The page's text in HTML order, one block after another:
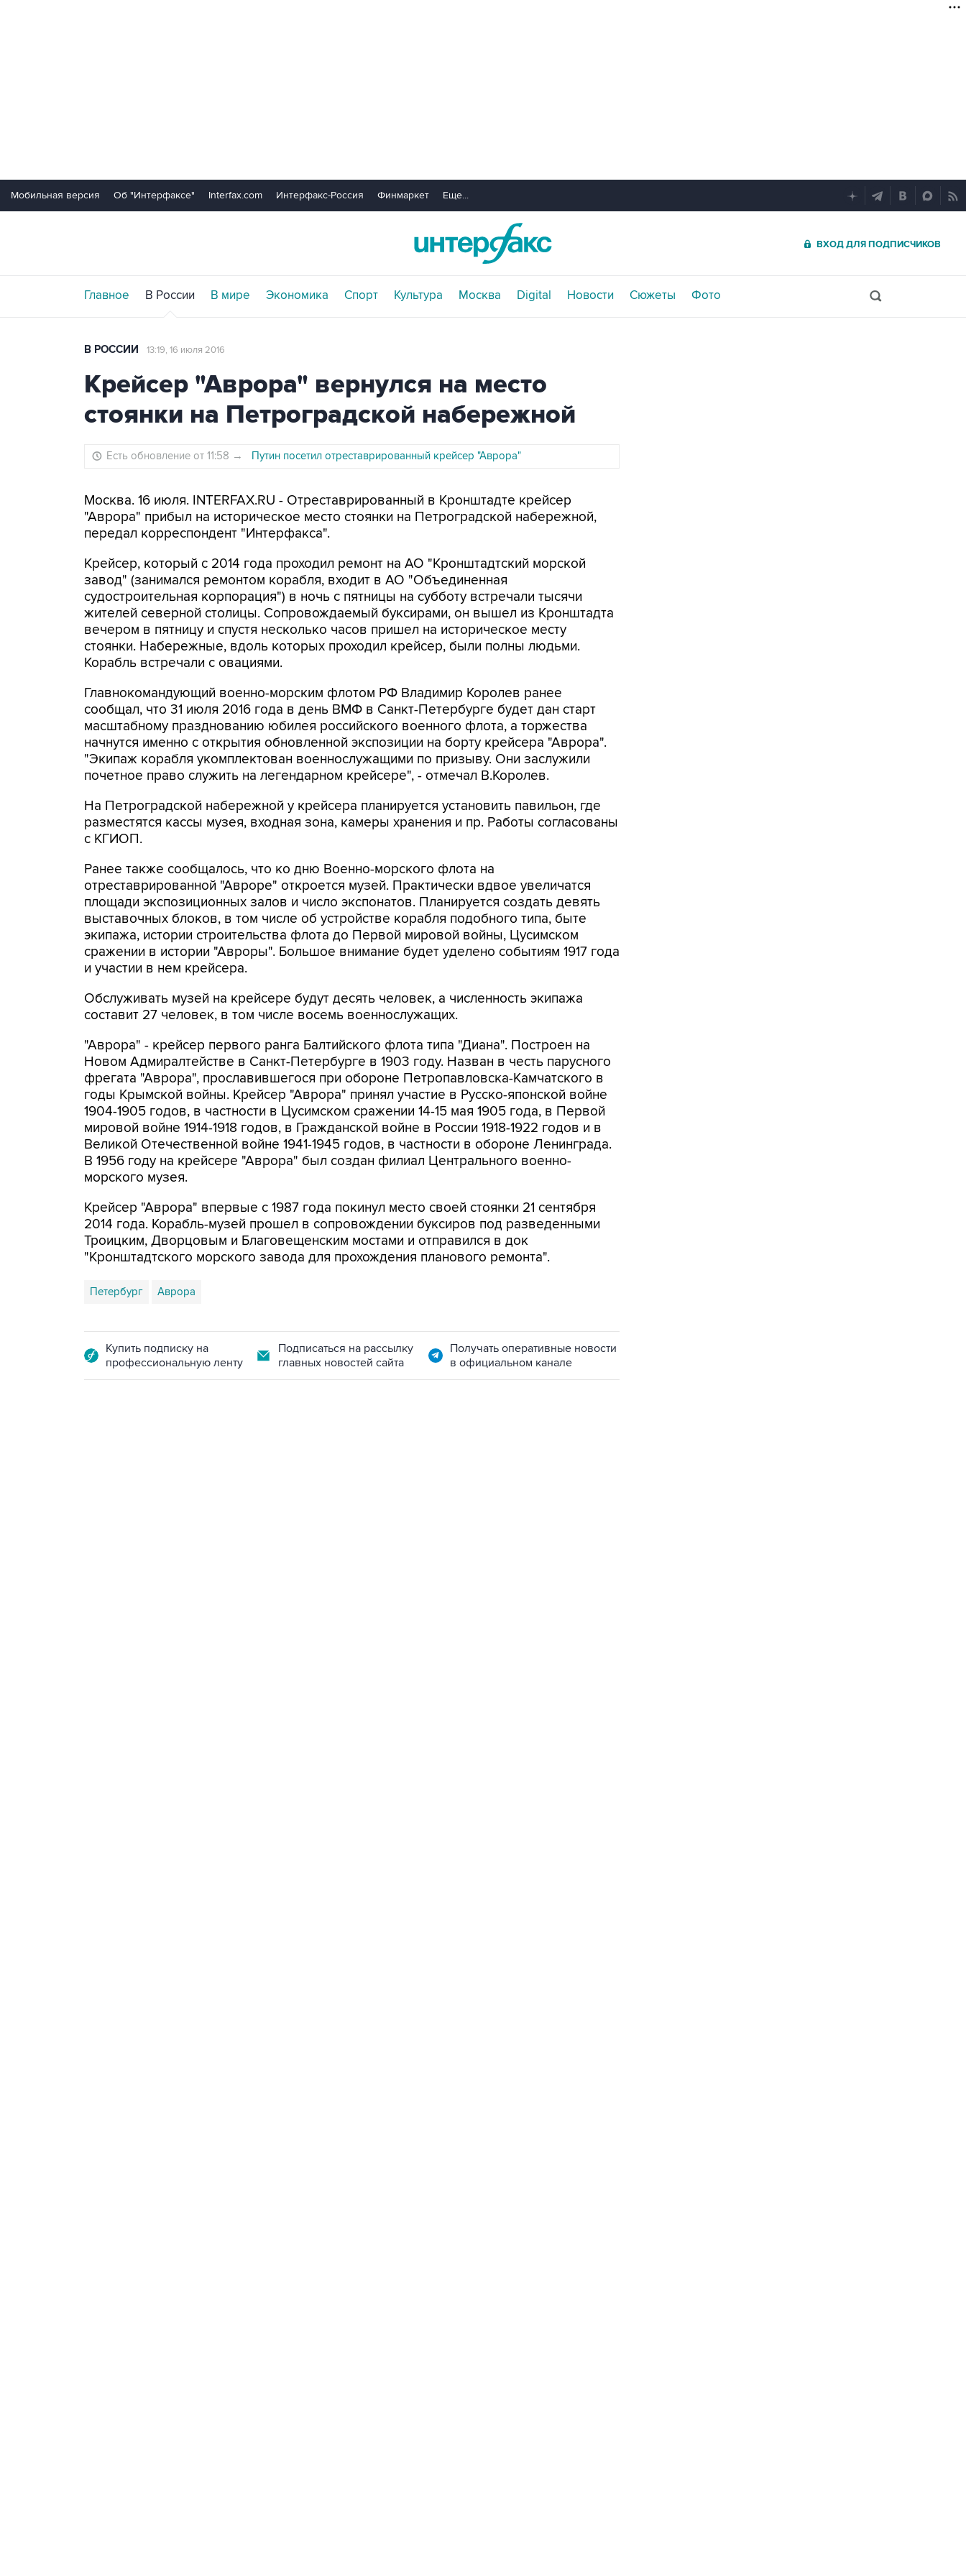
Мобильная версия Об "Интерфаксе" Interfax.com Интерфакс-Россия Финмаркет Еще...
ВХОД ДЛЯ ПОДПИСЧИКОВ
Главное В России В мире Экономика Спорт Культура Москва Digital Новости Сюжеты Фото
В РОССИИ 13:19, 16 июля 2016
Крейсер "Аврора" вернулся на место
стоянки на Петроградской набережной
Есть обновление от 11:58 → Путин посетил отреставрированный крейсер "Аврора"
Москва. 16 июля. INTERFAX.RU - Отреставрированный в Кронштадте крейсер
"Аврора" прибыл на историческое место стоянки на Петроградской набережной,
передал корреспондент "Интерфакса".
Крейсер, который с 2014 года проходил ремонт на АО "Кронштадтский морской
завод" (занимался ремонтом корабля, входит в АО "Объединенная
судостроительная корпорация") в ночь с пятницы на субботу встречали тысячи
жителей северной столицы. Сопровождаемый буксирами, он вышел из Кронштадта
вечером в пятницу и спустя несколько часов пришел на историческое месту
стоянки. Набережные, вдоль которых проходил крейсер, были полны людьми.
Корабль встречали с овациями.
Главнокомандующий военно-морским флотом РФ Владимир Королев ранее
сообщал, что 31 июля 2016 года в день ВМФ в Санкт-Петербурге будет дан старт
масштабному празднованию юбилея российского военного флота, а торжества
начнутся именно с открытия обновленной экспозиции на борту крейсера "Аврора".
"Экипаж корабля укомплектован военнослужащими по призыву. Они заслужили
почетное право служить на легендарном крейсере", - отмечал В.Королев.
На Петроградской набережной у крейсера планируется установить павильон, где
разместятся кассы музея, входная зона, камеры хранения и пр. Работы согласованы
с КГИОП.
Ранее также сообщалось, что ко дню Военно-морского флота на
отреставрированной "Авроре" откроется музей. Практически вдвое увеличатся
площади экспозиционных залов и число экспонатов. Планируется создать девять
выставочных блоков, в том числе об устройстве корабля подобного типа, быте
экипажа, истории строительства флота до Первой мировой войны, Цусимском
сражении в истории "Авроры". Большое внимание будет уделено событиям 1917 года
и участии в нем крейсера.
Обслуживать музей на крейсере будут десять человек, а численность экипажа
составит 27 человек, в том числе восемь военнослужащих.
"Аврора" - крейсер первого ранга Балтийского флота типа "Диана". Построен на
Новом Адмиралтействе в Санкт-Петербурге в 1903 году. Назван в честь парусного
фрегата "Аврора", прославившегося при обороне Петропавловска-Камчатского в
годы Крымской войны. Крейсер "Аврора" принял участие в Русско-японской войне
1904-1905 годов, в частности в Цусимском сражении 14-15 мая 1905 года, в Первой
мировой войне 1914-1918 годов, в Гражданской войне в России 1918-1922 годов и в
Великой Отечественной войне 1941-1945 годов, в частности в обороне Ленинграда.
В 1956 году на крейсере "Аврора" был создан филиал Центрального военно-
морского музея.
Крейсер "Аврора" впервые с 1987 года покинул место своей стоянки 21 сентября
2014 года. Корабль-музей прошел в сопровождении буксиров под разведенными
Троицким, Дворцовым и Благовещенским мостами и отправился в док
"Кронштадтского морского завода для прохождения планового ремонта".
Петербург Аврора
Купить подписку на
профессиональную ленту
Подписаться на рассылку
главных новостей сайта
Получать оперативные новости
в официальном канале